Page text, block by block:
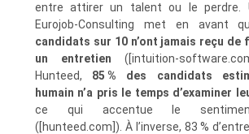
entre attirer un talent ou le perdre.
Eurojob‑Consulting met en avant
candidats sur 10 n’ont jamais reçu de
un entretien ([intuition-
Hunteed, 85 % des candidats
humain n’a pris le temps d’examiner
ce qui accentue le sentiment
([hunteed.com]). À l’inverse, 83 %